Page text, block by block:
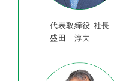
代表取締役 社長
盛田 淳夫